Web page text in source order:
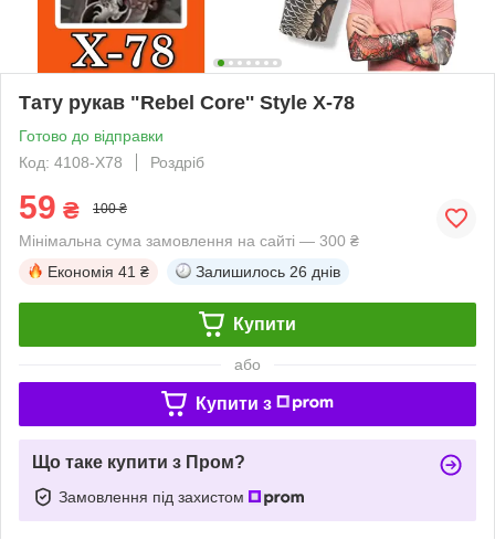
Тату рукав "Rebel Core'' Style Х-78
Готово до відправки
Код: 4108-Х78
Роздріб
59 ₴ 100 ₴
Мінімальна сума замовлення на сайті — 300 ₴
Економія 41 ₴ Залишилось 26 днів
Купити
або
Купити з
Що таке купити з Пром?
Замовлення під захистом